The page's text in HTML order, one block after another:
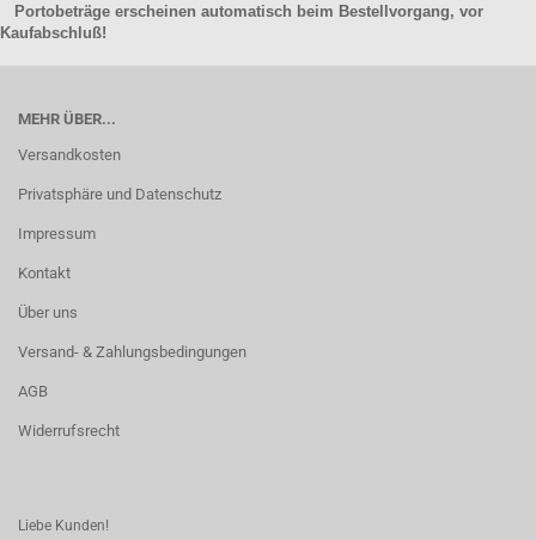
Portobeträge erscheinen automatisch beim Bestellvorgang, vor
Kaufabschluß!
MEHR ÜBER...
Versandkosten
Privatsphäre und Datenschutz
Impressum
Kontakt
Über uns
Versand- & Zahlungsbedingungen
AGB
Widerrufsrecht
Liebe Kunden!